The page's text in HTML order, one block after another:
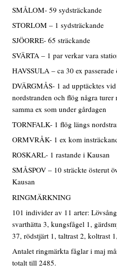
SMÅLOM- 59 sydsträckande
STORLOM – 1 sydsträckande
SJÖORRE- 65 sträckande
SVÄRTA – 1 par verkar vara
HAVSSULA – ca 30 ex passerade
DVÄRGMÅS- 1 ad upptäcktes
nordstranden och flög några
samma ex som under gårdagen
TORNFALK- 1 flög längs
ORMVRÅK- 1 ex kom
ROSKARL- 1 rastande i Kausan
SMÅSPOV – 10 sträckte österut
Kausan
RINGMÄRKNING
101 individer av 11 arter:
svarthätta 3, kungsfågel 1,
37, rödstjärt 1, taltrast 2, koltrast
Antalet ringmärkta fåglar i maj
totalt till 2485.